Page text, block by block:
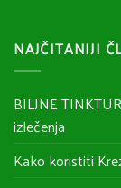
NAJČITANIJI
BILJNE
izlečenja
Kako koristiti